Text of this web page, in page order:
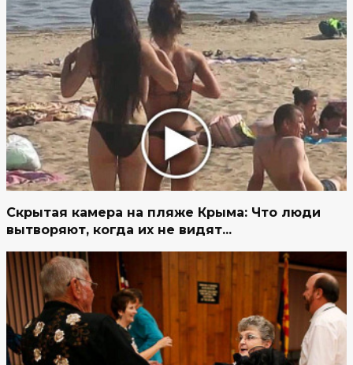
Скрытая камера на пляже Крыма: Что люди
вытворяют, когда их не видят...